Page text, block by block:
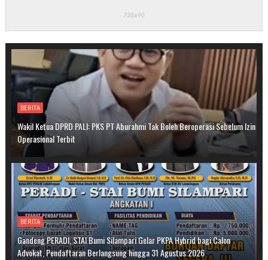
BERITA
Wakil Ketua DPRD PALI: PKS PT Aburahmi Tak Boleh Beroperasi Sebelum Izin
Operasional Terbit
BERITA
Gandeng PERADI, STAI Bumi Silampari Gelar PKPA Hybrid bagi Calon
Advokat, Pendaftaran Berlangsung hingga 31 Agustus 2026